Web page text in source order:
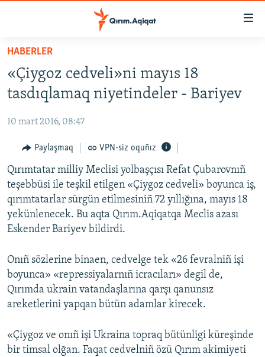
Esas
qaytmaq
Baş
navigatsiyağa
qaytmaq
qaytmaq
SİYASET
İQTİSADİYAT
CEMİYET
MEDENİYET
İNSAN AQLARI
VİDEO
SÜRET
BLOGLAR
FİKİR
Русский
Українською
QOŞULIÑIZ!
HABERLER
«Çiygoz cedveli»ni mayıs 18
tasdıqlamaq niyetindeler - Bariyev
10 mart 2016, 08:47
Paylaşmaq VPN-siz oquñız
Qırımtatar milliy Meclisi yolbaşçısı Refat Çubarovnıñ
teşebbüsi ile teşkil etilgen «Çiygoz cedveli» boyunca iş,
qırımtatarlar sürgün etilmesiniñ 72 yıllığına, mayıs 18
yekünlenecek. Bu aqta Qırım.Aqiqatqa Meclis azası
Eskender Bariyev bildirdi.
Onıñ sözlerine binaen, cedvelge tek «26 fevralniñ işi
boyunca» «repressiyalarnıñ icracıları» degil de,
Qırımda ukrain vatandaşlarına qarşı qanunsız
areketlerini yapqan bütün adamlar kirecek.
«Çiygoz ve onıñ işi Ukraina topraq bütünligi küreşinde
bir timsal olğan. Faqat cedvelniñ özü Qırım akimiyeti